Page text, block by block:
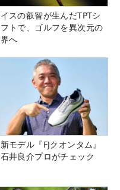
スの叡智が生んだTPTシ
トで、ゴルフを異次元の
へ
モデル『FJクオンタム』
井良介プロがチェック